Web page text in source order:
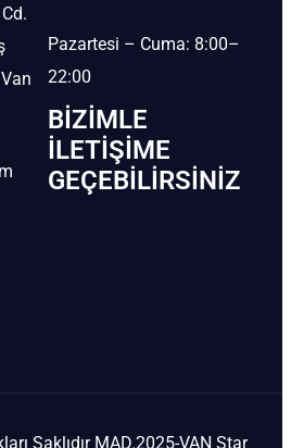
Pazartesi – Cuma: 8:00–
22:00
BIZIMLE
İLETIŞIME
GEÇEBILIRSINIZ
Saklıdır MAD.2025-VAN Star